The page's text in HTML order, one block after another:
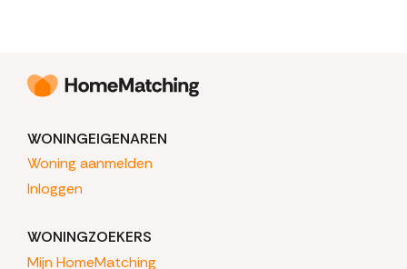
WONINGEIGENAREN
Woning aanmelden
Inloggen
WONINGZOEKERS
Mijn HomeMatching